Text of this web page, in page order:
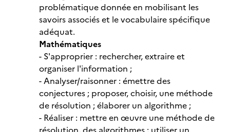
problématique donnée en mobilisant les
savoirs associés et le vocabulaire spécifique
adéquat.
Mathématiques
- S'approprier : rechercher, extraire et
organiser l'information ;
- Analyser/raisonner : émettre des
conjectures ; proposer, choisir, une méthode
de résolution ; élaborer un algorithme ;
- Réaliser : mettre en œuvre une méthode de